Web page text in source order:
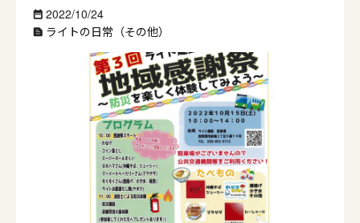
date_range 2022/10/24
text_snippet ライトの日常（その他）